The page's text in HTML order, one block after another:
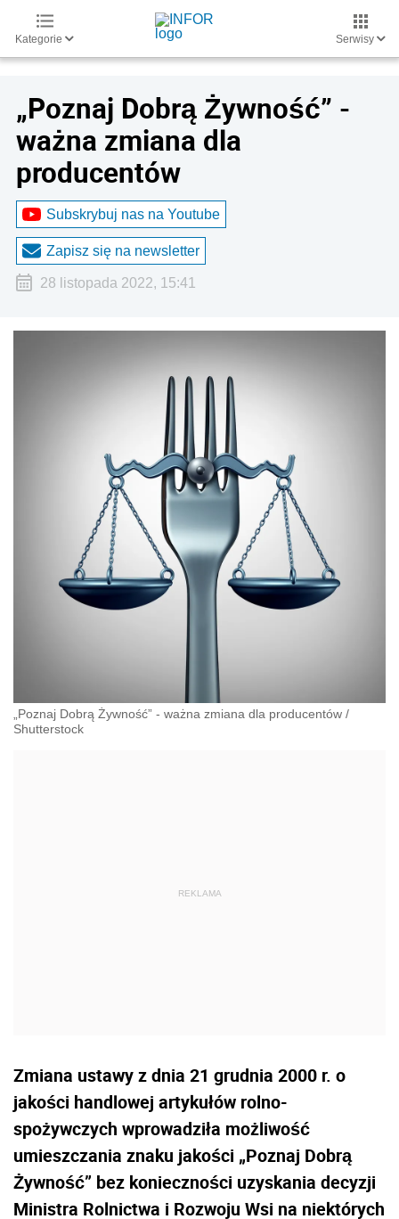
Kategorie Serwisy
„Poznaj Dobrą Żywność” -
ważna zmiana dla
producentów
Subskrybuj nas na Youtube
Zapisz się na newsletter
28 listopada 2022, 15:41
„Poznaj Dobrą Żywność” - ważna zmiana dla producentów /
Shutterstock
Zmiana ustawy z dnia 21 grudnia 2000 r. o
jakości handlowej artykułów rolno-
spożywczych wprowadziła możliwość
umieszczania znaku jakości „Poznaj Dobrą
Żywność” bez konieczności uzyskania decyzji
Ministra Rolnictwa i Rozwoju Wsi na niektórych